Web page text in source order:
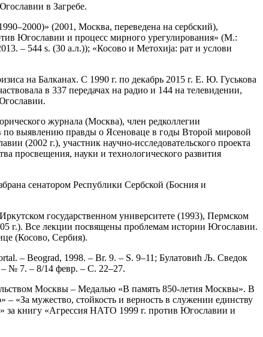
в Загребе.
(2001, Москва, переведена на сербский),
Югославии и процесс мирного урегулирования» (М.:
– 544 s. (30 а.л.)); «Косово и Метохија: рат и услови
на Балканах. C 1990 г. по декабрь 2015 г. Е. Ю. Гуськова
в 337 передачах на радио и 144 на телевидении,
журнала (Москва), член редколлегии
по выявлению правды о Ясеноваце в годы Второй мировой
(2002 г.), участник научно-исследовательского проекта
просвещения, науки и технологического развития
сенатором Республики Сербской (Босния и
государственном университете (1993), Пермском
г.). Все лекции посвящены проблемам истории Югославии.
(Косово, Сербия).
– Beograd, 1998. – Br. 9. – S. 9–11; Булатовић Љ. Сведок
– № 7. – 8/14 февр. – С. 22–27.
Москвы – Медалью «В память 850-летия Москвы». В
«За мужество, стойкость и верность в служении единству
за книгу «Агрессия НАТО 1999 г. против Югославии и